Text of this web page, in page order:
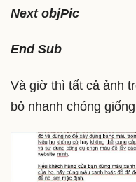
Next objPic
End Sub
Và giờ thì tất cả ảnh
bỏ nhanh chóng